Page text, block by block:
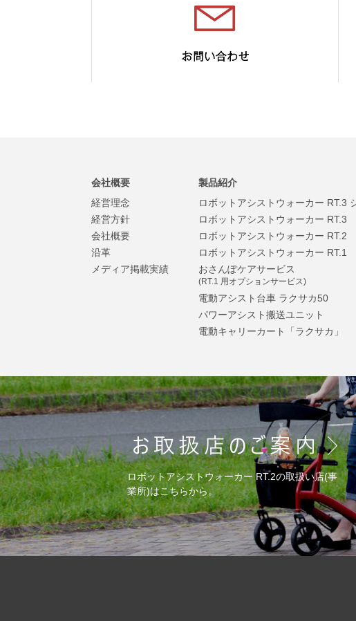
会社概要
経営理念
経営方針
会社概要
沿革
メディア掲載実績
製品紹介
ロボットアシストウォーカー RT.3
ロボットアシストウォーカー RT.3
ロボットアシストウォーカー RT.2
ロボットアシストウォーカー RT.1
おさんぽケアサービス
(RT.1 用オプションサービス)
電動アシスト台車 ラクサカ50
パワーアシスト搬送ユニット
電動キャリーカート「ラクサカ」
ロボットアシストウォーカー RT.2の取扱い店(事
業所)はこちらから。